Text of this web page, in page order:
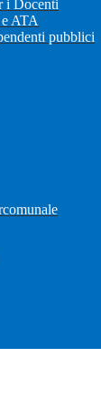
i Docenti
ATA
pubblici